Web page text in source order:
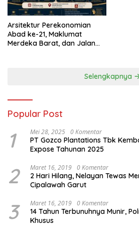
Arsitektur Perekonomian
Abad ke-21, Maklumat
Merdeka Barat, dan Jalan
Selengkapnya
Popular Post
1 Mei 28, 2025 0 Komentar
PT Gozco Plantations Tbk
Expose Tahunan 2025
2 Maret 16, 2019 0 Komentar
2 Hari Hilang, Nelayan Tewas
Cipalawah Garut
3 Maret 16, 2019 0 Komentar
14 Tahun Terbunuhnya Munir,
Khusus